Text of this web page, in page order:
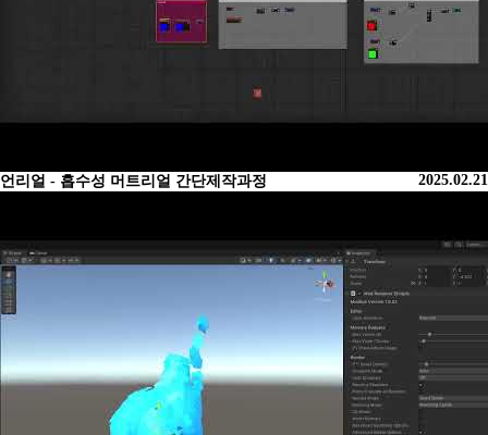
2025.02.21
언리얼 - 흡수성 머트리얼 간단제작과정